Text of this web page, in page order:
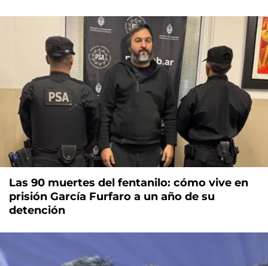
Las 90 muertes del fentanilo: cómo vive en
prisión García Furfaro a un año de su
detención